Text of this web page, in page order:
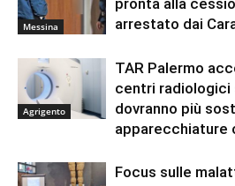
Messina
arrestato dai
Agrigento
TAR Palermo
centri radiologici
dovranno più
apparecchiature
Focus sulle